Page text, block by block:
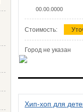
00.00.0000
Стоимость:
Город не указан
Хип-хоп для